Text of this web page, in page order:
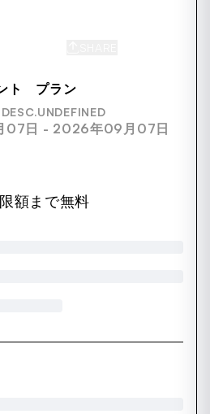
ト プラン
07日 - 2026年09月07日
額まで無料